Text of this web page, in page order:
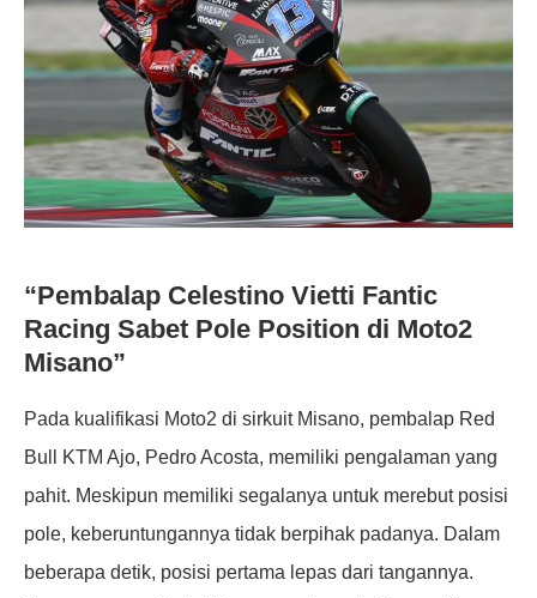
“Pembalap Celestino Vietti Fantic
Racing Sabet Pole Position di Moto2
Misano”
Pada kualifikasi Moto2 di sirkuit Misano, pembalap Red
Bull KTM Ajo, Pedro Acosta, memiliki pengalaman yang
pahit. Meskipun memiliki segalanya untuk merebut posisi
pole, keberuntungannya tidak berpihak padanya. Dalam
beberapa detik, posisi pertama lepas dari tangannya.